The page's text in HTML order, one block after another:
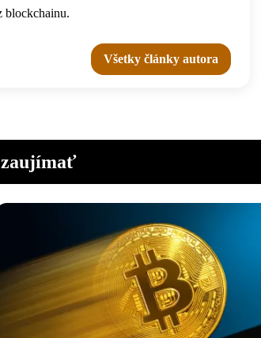
blockchainu.
Všetky články autora
zaujímať